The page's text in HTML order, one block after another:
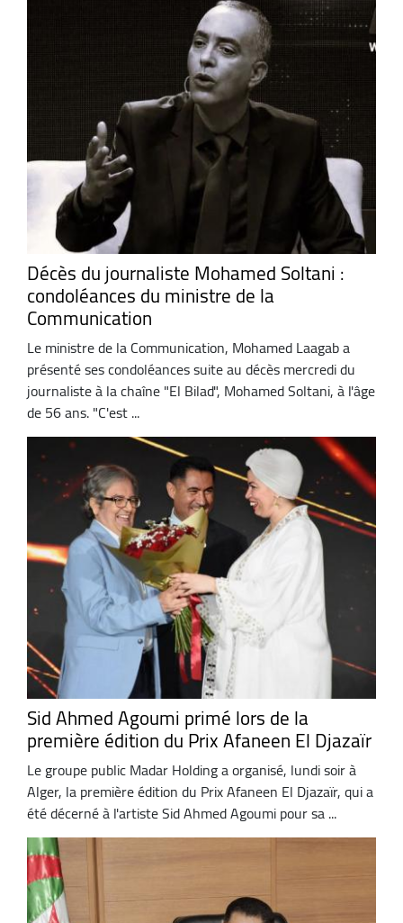
Décès du journaliste Mohamed Soltani :
condoléances du ministre de la
Communication
Le ministre de la Communication, Mohamed Laagab a
présenté ses condoléances suite au décès mercredi du
journaliste à la chaîne "El Bilad", Mohamed Soltani, à l'âge
de 56 ans. "C'est ...
Sid Ahmed Agoumi primé lors de la
première édition du Prix Afaneen El Djazaïr
Le groupe public Madar Holding a organisé, lundi soir à
Alger, la première édition du Prix Afaneen El Djazaïr, qui a
été décerné à l'artiste Sid Ahmed Agoumi pour sa ...